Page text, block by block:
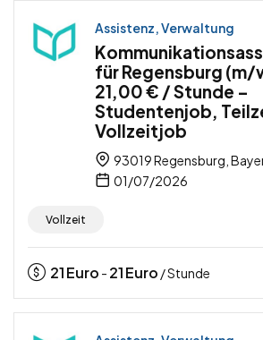
Assistenz, Verwaltung
für Regensburg
21,00 € / Stunde –
Studentenjob,
Vollzeitjob
93019 Regensburg,
01/07/2026
Vollzeit
21Euro - 21Euro / Stunde